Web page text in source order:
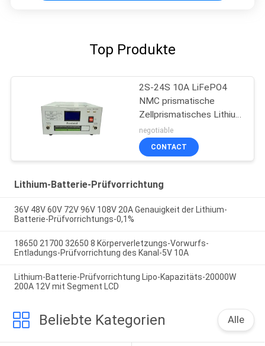
Top Produkte
2S-24S 10A LiFePO4
NMC prismatische
Zellprismatisches Lithium
Ion Battery
negotiable
CONTACT
Lithium-Batterie-Prüfvorrichtung
36V 48V 60V 72V 96V 108V 20A Genauigkeit der Lithium-
Batterie-Prüfvorrichtungs-0,1%
18650 21700 32650 8 Körperverletzungs-Vorwurfs-
Entladungs-Prüfvorrichtung des Kanal-5V 10A
Lithium-Batterie-Prüfvorrichtung Lipo-Kapazitäts-20000W
200A 12V mit Segment LCD
Beliebte Kategorien Alle